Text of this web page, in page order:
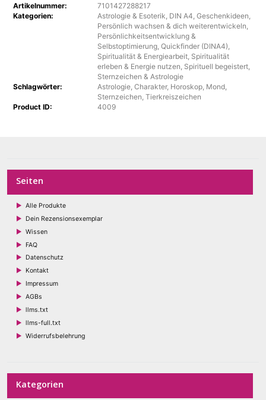
weist
mehrere
Varianten
auf.
Die
Optionen
können
auf
der
Artikelnummer:
7101427288217
Kategorien:
Astrologie & Esoterik DIN A4 Geschenkideen
Persönlich wachsen & dich weiterentwickeln
Persönlichkeitsentwicklung &
Selbstoptimierung, Quickfinder (DINA4)
Spiritualität & Energiearbeit, Spiritualität
erleben & Energie nutzen Spirituell begeistert,
Sternzeichen & Astrologie
Schlagwörter:
Astrologie, Charakter, Horoskop, Mond,
Sternzeichen Tierkreiszeichen
Product ID:
4009
Seiten
Alle Produkte
Dein Rezensionsexemplar
Wissen
FAQ
Datenschutz
Kontakt
Impressum
AGBs
llms.txt
llms-full.txt
Widerrufsbelehrung
Kategorien